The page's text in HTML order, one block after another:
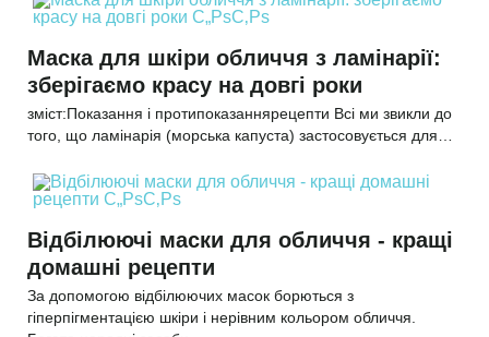
Маска для шкіри обличчя з ламінарії:
зберігаємо красу на довгі роки
зміст:Показання і протипоказаннярецепти Всі ми звикли до
того, що ламінарія (морська капуста) застосовується для…
Відбілюючі маски для обличчя - кращі
домашні рецепти
За допомогою відбілюючих масок борються з
гіперпігментацією шкіри і нерівним кольором обличчя.